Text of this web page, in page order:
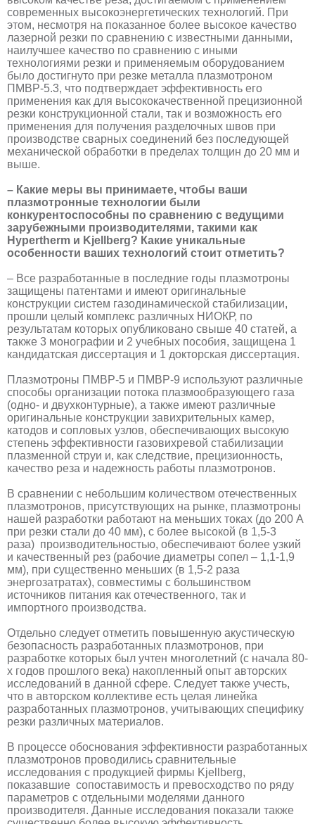
современных высокоэнергетических технологий. При
этом, несмотря на показанное более высокое качество
лазерной резки по сравнению с известными данными,
наилучшее качество по сравнению с иными
технологиями резки и применяемым оборудованием
было достигнуто при резке металла плазмотроном
ПМВР-5.3, что подтверждает эффективность его
применения как для высококачественной прецизионной
резки конструкционной стали, так и возможность его
применения для получения разделочных швов при
производстве сварных соединений без последующей
механической обработки в пределах толщин до 20 мм и
выше.
– Какие меры вы принимаете, чтобы ваши
плазмотронные технологии были
конкурентоспособны по сравнению с ведущими
зарубежными производителями, такими как
Hypertherm и Kjellberg? Какие уникальные
особенности ваших технологий стоит отметить?
– Все разработанные в последние годы плазмотроны
защищены патентами и имеют оригинальные
конструкции систем газодинамической стабилизации,
прошли целый комплекс различных НИОКР, по
результатам которых опубликовано свыше 40 статей, а
также 3 монографии и 2 учебных пособия, защищена 1
кандидатская диссертация и 1 докторская диссертация.
Плазмотроны ПМВР-5 и ПМВР-9 используют различные
способы организации потока плазмообразующего газа
(одно- и двухконтурные), а также имеют различные
оригинальные конструкции завихрительных камер,
катодов и сопловых узлов, обеспечивающих высокую
степень эффективности газовихревой стабилизации
плазменной струи и, как следствие, прецизионность,
качество реза и надежность работы плазмотронов.
В сравнении с небольшим количеством отечественных
плазмотронов, присутствующих на рынке, плазмотроны
нашей разработки работают на меньших токах (до 200 А
при резки стали до 40 мм), с более высокой (в 1,5-3
раза) производительностью, обеспечивают более узкий
и качественный рез (рабочие диаметры сопел – 1,1-1,9
мм), при существенно меньших (в 1,5-2 раза
энергозатратах), совместимы с большинством
источников питания как отечественного, так и
импортного производства.
Отдельно следует отметить повышенную акустическую
безопасность разработанных плазмотронов, при
разработке которых был учтен многолетний (с начала 80-
х годов прошлого века) накопленный опыт авторских
исследований в данной сфере. Следует также учесть,
что в авторском коллективе есть целая линейка
разработанных плазмотронов, учитывающих специфику
резки различных материалов.
В процессе обоснования эффективности разработанных
плазмотронов проводились сравнительные
исследования с продукцией фирмы Kjellberg,
показавшие сопоставимость и превосходство по ряду
параметров с отдельными моделями данного
производителя. Данные исследования показали также